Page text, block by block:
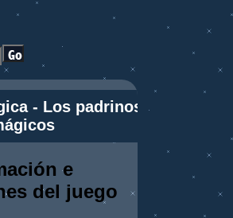
- Los padrinos
e
del juego